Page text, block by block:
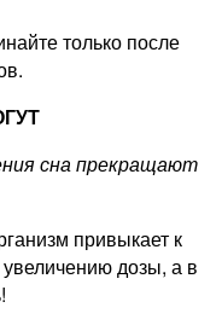
только после
сна прекращают
привыкает к
дозы, а в